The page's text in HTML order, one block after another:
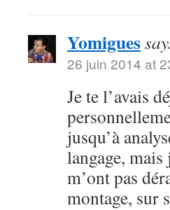
Yomigues
26 juin 2014 at
Je te l’avais
jusqu’à
langage,
m’ont pas
montage, sur